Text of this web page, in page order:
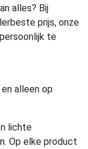
alles? Bij
prijs, onze
te
alleen op
lichte
Op elke product